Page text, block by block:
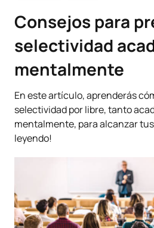
Consejos para
selectividad
mentalmente
En este artículo, aprenderás
selectividad por libre, tanto
mentalmente, para alcanzar
leyendo!